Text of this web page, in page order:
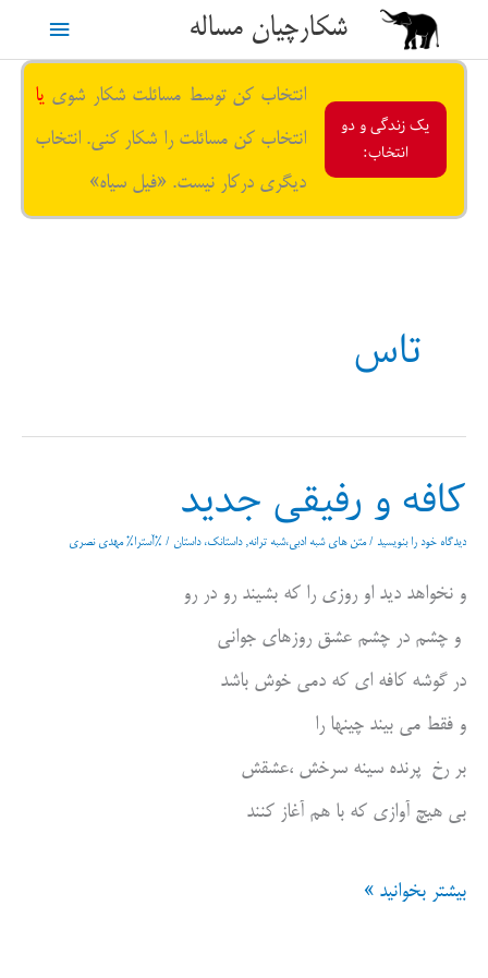
محتوا
شکارچیان مساله
فهرست
یک زندگی و دو
انتخاب:
انتخاب کن توسط مسائلت شکار شوی یا
انتخاب کن مسائلت را شکار کنی. انتخاب
دیگری درکار نیست. «فیل سیاه»
تاس
کافه و رفیقی جدید
دیدگاه‌ خود را بنویسید /متن های شبه ادبی،شبه ترانه,داستانک، داستان / %آسترا% مهدی نصری
و نخواهد دید او روزی را که بشیند رو در رو
و چشم در چشم عشق روزهای جوانی
در گوشه کافه ای که دمی خوش باشد
و فقط می بیند چینها را
بر رخ پرنده سینه سرخش ،عشقش
بی هیچ آوازی که با هم آغاز کنند
کافه
بیشتر بخوانید »